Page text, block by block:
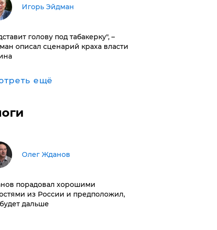
Игорь Эйдман
голову под табакерку", –
описал сценарий краха власти
ещё
Олег Жданов
порадовал хорошими
из России и предположил,
дальше